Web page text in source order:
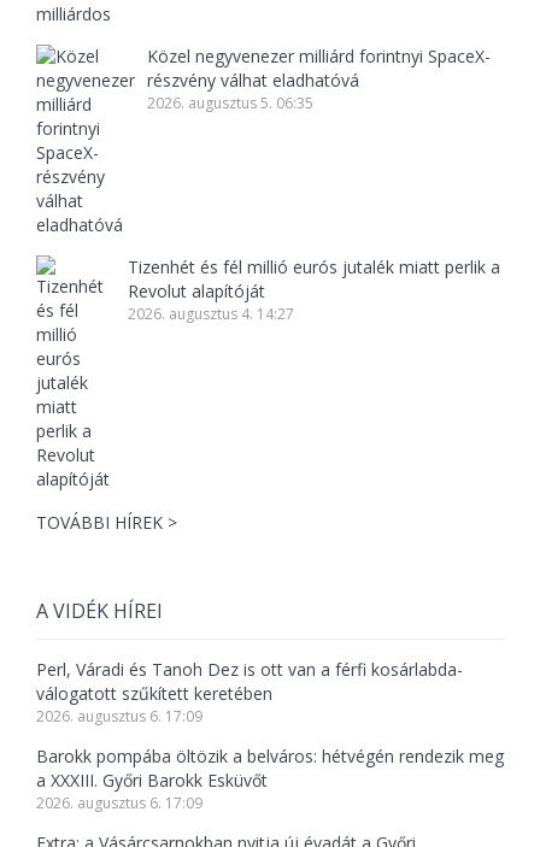
Közel negyvenezer milliárd forintnyi SpaceX-
részvény válhat eladhatóvá
2026. augusztus 5. 06:35
Tizenhét és fél millió eurós jutalék miatt perlik a
Revolut alapítóját
2026. augusztus 4. 14:27
TOVÁBBI HÍREK >
A VIDÉK HÍREI
Perl, Váradi és Tanoh Dez is ott van a férfi kosárlabda-
válogatott szűkített keretében
2026. augusztus 6. 17:09
Barokk pompába öltözik a belváros: hétvégén rendezik meg
a XXXIII. Győri Barokk Esküvőt
2026. augusztus 6. 17:09